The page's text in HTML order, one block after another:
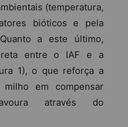
(temperatura,
bióticos e pela
a este último,
entre o IAF e a
1), o que reforça a
em compensar
através do